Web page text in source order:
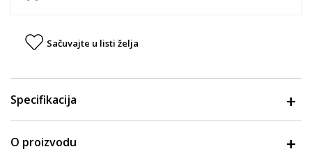
Sačuvajte u listi želja
Specifikacija
O proizvodu